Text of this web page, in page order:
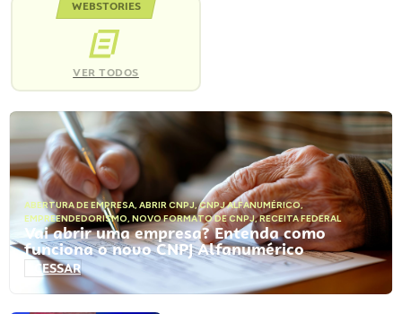
WEBSTORIES
VER TODOS
ABERTURA DE EMPRESA, ABRIR CNPJ,CNPJ ALFANUMÉRICO,
EMPREENDEDORISMO, NOVO FORMATO DE CNPJ,RECEITA FEDERAL
Vai abrir uma empresa? Entenda como
funciona o novo CNPJ Alfanumérico
ACESSAR